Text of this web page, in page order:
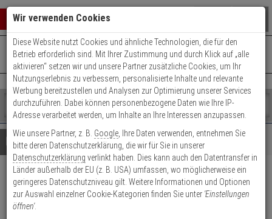
Warenkorb schließen
0 ARTIKEL IM WARENKORB
Ihr Warenkorb ist momentan leer.
Ergebnisse ()
Fertig
Shop
durchsuchen
Bitte
geben
Sie
mindestens
Zeichen
ein,
um
Es
wurde
noch
Kategorien
Suche
gestartet
+49 (0)821 899 493-0Mo. - Do.: 8:00 - 16:30 | Fr.: 8:00 - 14:00 Uhr
Kontaktservice nutzen
Details Beratung
Abus ESR PZ LR Z 40 92 24
Einsteckschloss,verzinkt
Wir verwenden Cookies
Diese Website nutzt Cookies und ähnliche Technologien, die für den
Betrieb erforderlich sind. Mit Ihrer Zustimmung und durch Klick auf „alle
aktivieren“ setzen wir und unsere Partner zusätzliche Cookies, um Ihr
Nutzungserlebnis zu verbessern, personalisierte Inhalte und relevante
Werbung bereitzustellen und Analysen zur Optimierung unserer Services
durchzuführen. Dabei können personenbezogene Daten wie Ihre IP-
Adresse verarbeitet werden, um Inhalte an Ihre Interessen anzupassen.
Wie unsere Partner, z. B. Google , Ihre Daten verwenden, entnehmen Sie
bitte deren Datenschutzerklärung, die wir für Sie in unserer
Datenschutzerklärung verlinkt haben. Dies kann auch den Datentransfer in
Länder außerhalb der EU (z. B. USA) umfassen, wo möglicherweise ein
geringeres Datenschutzniveau gilt. Weitere Informationen und Optionen
zur Auswahl einzelner Cookie-Kategorien finden Sie unter 'Einstellungen
öffnen'.